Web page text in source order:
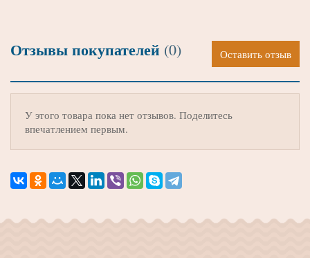
Отзывы покупателей (0) Оставить отзыв
У этого товара пока нет отзывов. Поделитесь
впечатлением первым.